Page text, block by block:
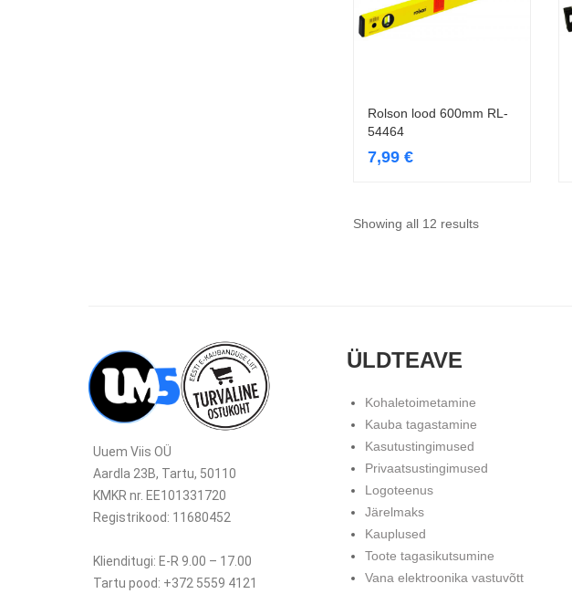
Lisa korvi
Rolson lood 600mm RL-
54464
7,99 €
Showing all 12 results
Uuem Viis OÜ
Aardla 23B, Tartu, 50110
KMKR nr. EE101331720
Registrikood: 11680452
Klienditugi: E-R 9.00 – 17.00
Tartu pood: +372 5559 4121
ÜLDTEAVE
Kohaletoimetamine
Kauba tagastamine
Kasutustingimused
Privaatsustingimused
Logoteenus
Järelmaks
Kauplused
Toote tagasikutsumine
Vana elektroonika vastuvõtt